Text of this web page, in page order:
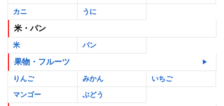
カニ
うに
米・パン
米 パン
果物・フルーツ
りんご みかん
いちご
マンゴー
ぶどう